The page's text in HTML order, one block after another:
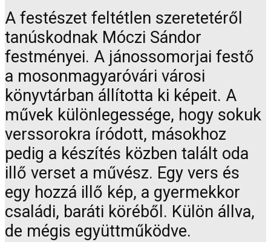
A festészet feltétlen szeretetéről
tanúskodnak Móczi Sándor
festményei. A jánossomorjai festő
a mosonmagyaróvári városi
könyvtárban állította ki képeit. A
művek különlegessége, hogy sokuk
verssorokra íródott, másokhoz
pedig a készítés közben talált oda
illő verset a művész. Egy vers és
egy hozzá illő kép, a gyermekkor
családi, baráti köréből. Külön állva,
de mégis együttműködve.